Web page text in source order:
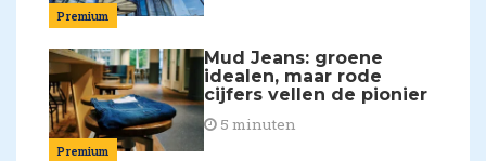
Premium
Premium
Mud Jeans: groene
idealen, maar rode
cijfers vellen de pionier
5 minuten